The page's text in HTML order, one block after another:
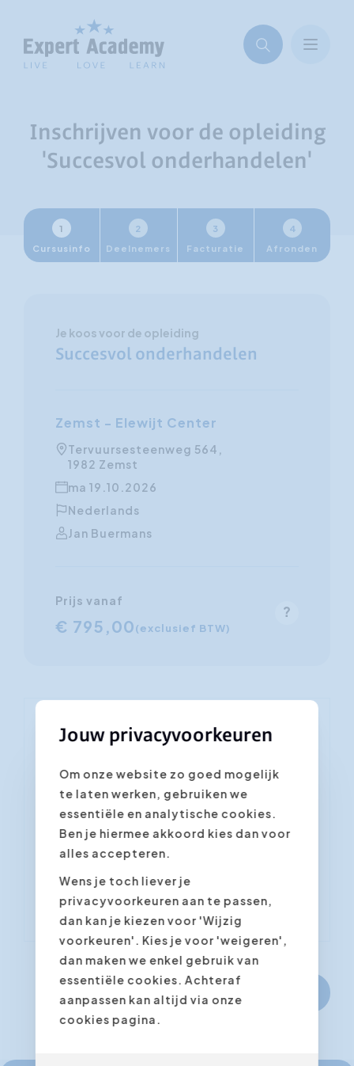
Inschrijven voor de opleiding
'Succesvol onderhandelen'
1
Cursusinfo
2
Deelnemers
3
Facturatie
4
Afronden
Je koos voor de opleiding
Succesvol onderhandelen
Zemst - Elewijt Center
Tervuursesteenweg 564,
1982 Zemst
ma 19.10.2026
Nederlands
Jan Buermans
Prijs vanaf
€ 795,00(exclusief BTW)
Je schrijft je in voor de cursus
Velden met een asterisk * zijn vereist
Bevestig de gewenste datum/locatie
*
Jouw privacyvoorkeuren
Om onze website zo goed mogelijk
te laten werken, gebruiken we
essentiële en analytische cookies.
Ben je hiermee akkoord kies dan voor
alles accepteren.
Wens je toch liever je
privacyvoorkeuren aan te passen,
dan kan je kiezen voor 'Wijzig
voorkeuren'. Kies je voor 'weigeren',
dan maken we enkel gebruik van
essentiële cookies. Achteraf
aanpassen kan altijd via onze
cookies pagina.